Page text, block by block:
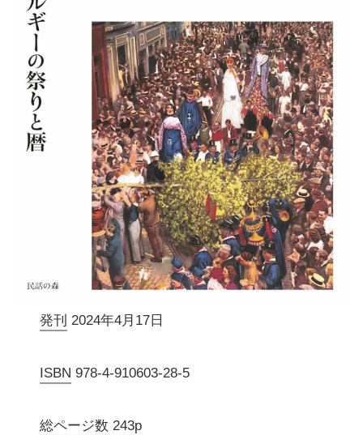
発刊 2024年4月17日
ISBN 978-4-910603-28-5
総ページ数 243p